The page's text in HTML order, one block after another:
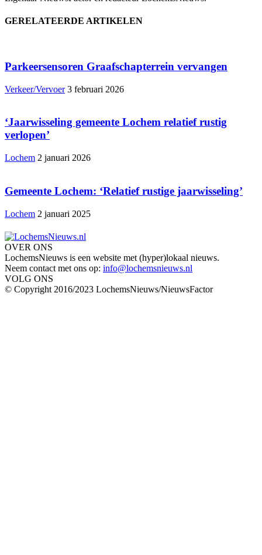
GERELATEERDE ARTIKELEN
Parkeersensoren Graafschapterrein vervangen
Verkeer/Vervoer 3 februari 2026
‘Jaarwisseling gemeente Lochem relatief rustig
verlopen’
Lochem 2 januari 2026
Gemeente Lochem: ‘Relatief rustige jaarwisseling’
Lochem 2 januari 2025
OVER ONS
LochemsNieuws is een website met (hyper)lokaal nieuws.
Neem contact met ons op: info@lochemsnieuws.nl
VOLG ONS
© Copyright 2016/2023 LochemsNieuws/NieuwsFactor